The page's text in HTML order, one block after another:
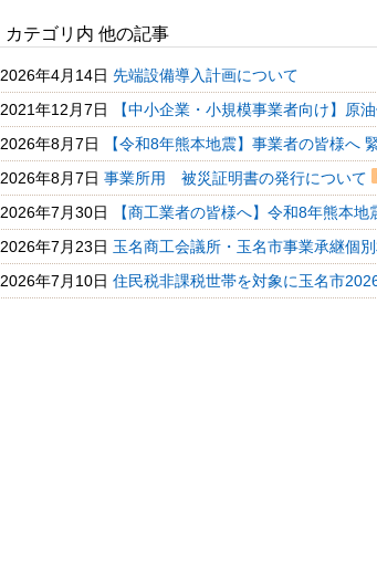
カテゴリ内 他の記事
2026年4月14日 先端設備導入計画について
2021年12月7日
【中小企業・小規模事業者向け】原
2026年8月7日
【令和8年熊本地震】事業者の皆様へ
2026年8月7日 事業所用 被災証明書の発行について
2026年7月30日
【商工業者の皆様へ】令和8年熊本地
2026年7月23日 玉名商工会議所・玉名市事業承継個別
2026年7月10日 住民税非課税世帯を対象に玉名市